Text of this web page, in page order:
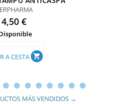
€
A CESTA shopping_cart
MÁS VENDIDOS →